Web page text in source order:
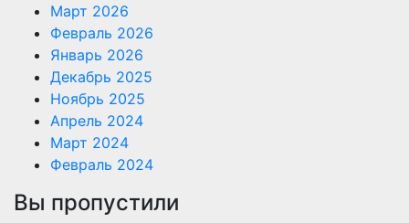
Март 2026
Февраль 2026
Январь 2026
Декабрь 2025
Ноябрь 2025
Апрель 2024
Март 2024
Февраль 2024
Вы пропустили